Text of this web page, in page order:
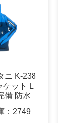
ニ K-238
ケット L
備 防水
： 2749